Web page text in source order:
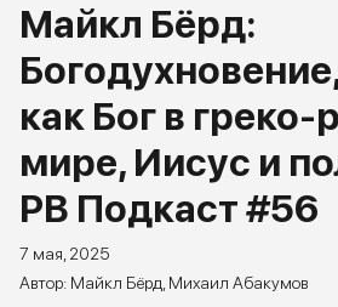
Видео и подкасты
Задать вопрос
Donate
Майкл Бёрд:
как Бог в
мире, Иисус и
РВ Подкаст #56
7 мая, 2025
Майкл Бёрд Михаил Абакумов